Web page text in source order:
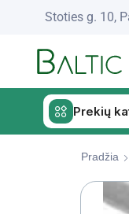
Stoties g. 10,
Prekių
Pradžia